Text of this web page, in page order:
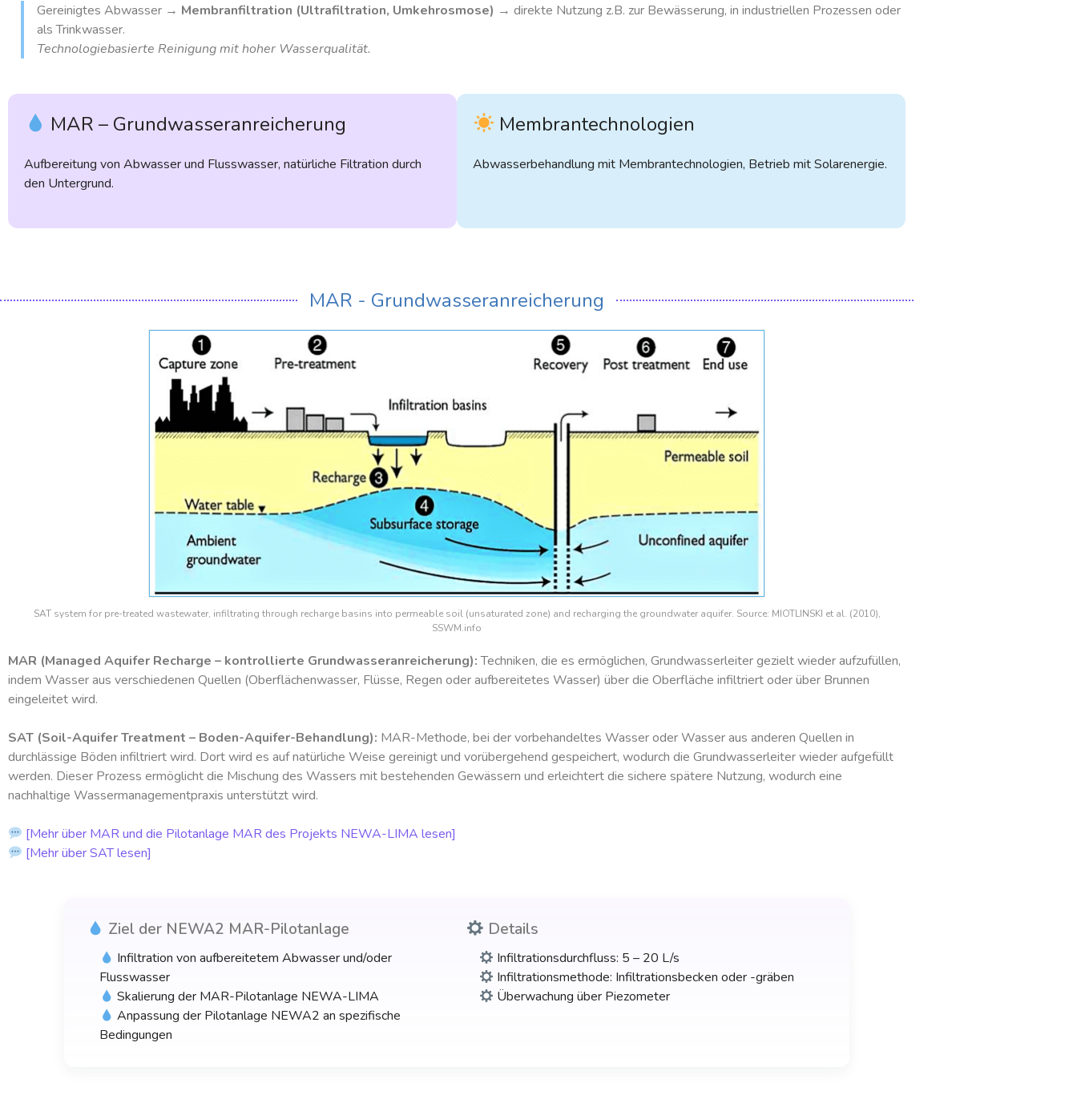
Gereinigtes Abwasser → Membranfiltration (Ultrafiltration, Umkehrosmose) → direkte Nutzung z.B. zur Bewässerung, in industriellen Prozessen oder
als Trinkwasser.
Technologiebasierte Reinigung mit hoher Wasserqualität.
MAR – Grundwasseranreicherung
Aufbereitung von Abwasser und Flusswasser, natürliche Filtration durch
den Untergrund.
Membrantechnologien
Abwasserbehandlung mit Membrantechnologien, Betrieb mit Solarenergie.
MAR - Grundwasseranreicherung
SAT system for pre-treated wastewater, infiltrating through recharge basins into permeable soil (unsaturated zone) and recharging the groundwater aquifer. Source: MIOTLINSKI et al. (2010),
SSWM.info
MAR (Managed Aquifer Recharge – kontrollierte Grundwasseranreicherung):Techniken, die es ermöglichen, Grundwasserleiter gezielt wieder aufzufüllen,
indem Wasser aus verschiedenen Quellen (Oberflächenwasser, Flüsse, Regen oder aufbereitetes Wasser) über die Oberfläche infiltriert oder über Brunnen
eingeleitet wird.
SAT (Soil-Aquifer Treatment – Boden-Aquifer-Behandlung): MAR-Methode, bei der vorbehandeltes Wasser oder Wasser aus anderen Quellen in
durchlässige Böden infiltriert wird. Dort wird es auf natürliche Weise gereinigt und vorübergehend gespeichert, wodurch die Grundwasserleiter wieder aufgefüllt
werden. Dieser Prozess ermöglicht die Mischung des Wassers mit bestehenden Gewässern und erleichtert die sichere spätere Nutzung, wodurch eine
nachhaltige Wassermanagementpraxis unterstützt wird.
[Mehr über MAR und die Pilotanlage MAR des Projekts NEWA-LIMA lesen]
[Mehr über SAT lesen]
Ziel der NEWA2 MAR-Pilotanlage
Infiltration von aufbereitetem Abwasser und/oder
Flusswasser
Skalierung der MAR-Pilotanlage NEWA-LIMA
Anpassung der Pilotanlage NEWA2 an spezifische
Bedingungen
Details
Infiltrationsdurchfluss: 5 – 20 L/s
Infiltrationsmethode: Infiltrationsbecken oder -gräben
Überwachung über Piezo­meter